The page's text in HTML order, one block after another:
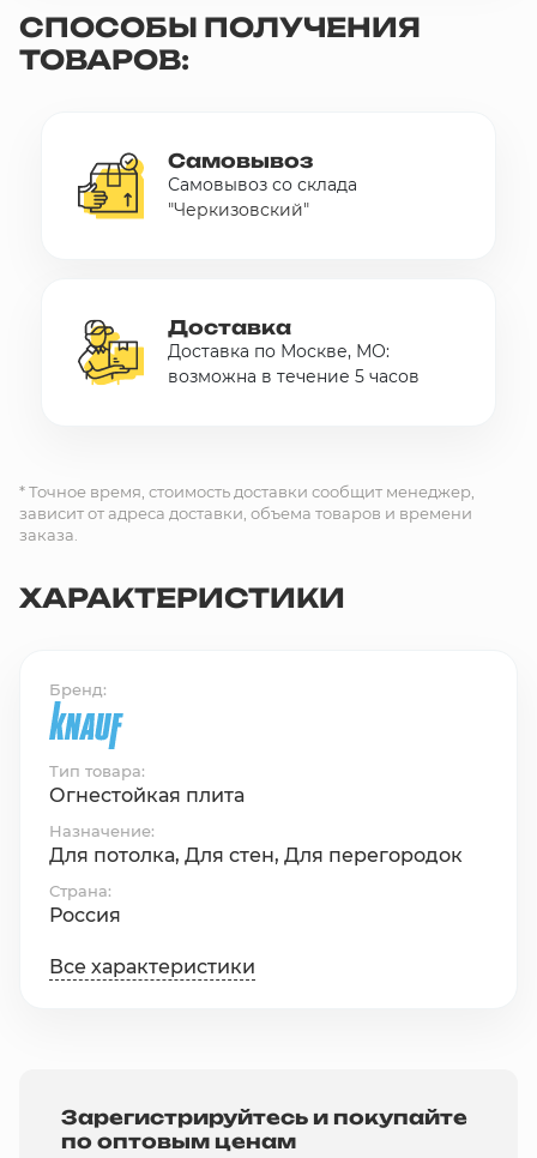
СПОСОБЫ ПОЛУЧЕНИЯ
ТОВАРОВ:
Самовывоз
Самовывоз со склада
"Черкизовский"
Доставка
Доставка по Москве, МО:
возможна в течение 5 часов
* Точное время, стоимость доставки сообщит менеджер,
зависит от адреса доставки, объема товаров и времени
заказа.
ХАРАКТЕРИСТИКИ
Бренд
Тип товара
Огнестойкая плита
Назначение
Для потолка, Для стен, Для перегородок
Страна
Россия
Все характеристики
Зарегистрируйтесь и покупайте
по оптовым ценам